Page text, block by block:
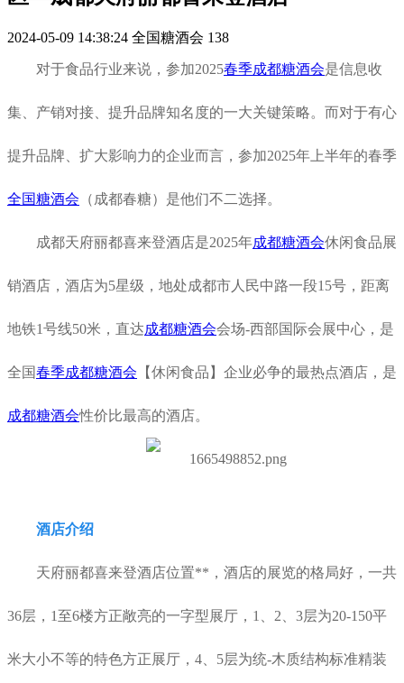
2024-05-09 14:38:24 全国糖酒会 138
对于食品行业来说，参加2025春季成都糖酒会是信息收
集、产销对接、提升品牌知名度的一大关键策略。而对于有心
提升品牌、扩大影响力的企业而言，参加2025年上半年的春季
全国糖酒会 （成都春糖）是他们不二选择。
成都天府丽都喜来登酒店是2025年成都糖酒会休闲食品展
销酒店，酒店为5星级，地处成都市人民中路一段15号，距离
地铁1号线50米，直达成都糖酒会会场-西部国际会展中心，是
全国春季成都糖酒会 【休闲食品】企业必争的最热点酒店，是
成都糖酒会性价比最高的酒店。
酒店介绍
天府丽都喜来登酒店位置**，酒店的展览的格局好，一共
36层，1至6楼方正敞亮的一字型展厅，1、2、3层为20-150平
米大小不等的特色方正展厅，4、5层为统-木质结构标准精装